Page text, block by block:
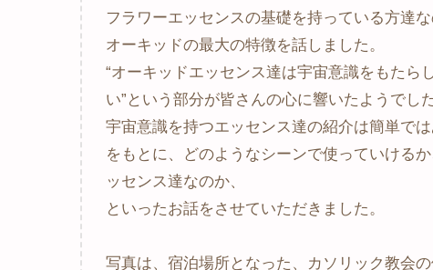
フラワーエッセンスの基礎を持っている方達
オーキッドの最大の特徴を話しました。
“オーキッドエッセンス達は宇宙意識をもたら
い”という部分が皆さんの心に響いたようでした
宇宙意識を持つエッセンス達の紹介は簡単で
をもとに、どのようなシーンで使っていける
ッセンス達なのか、
といったお話をさせていただきました。
写真は、宿泊場所となった、カソリック教会の